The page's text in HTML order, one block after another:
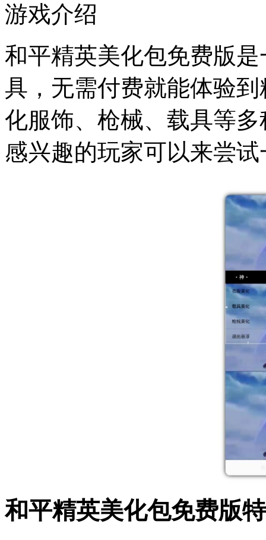
游戏介绍
和平精英美化包免费版
具，无需付费就能体验
化服饰、枪械、载具等
感兴趣的玩家可以来尝试
和平精英美化包免费版